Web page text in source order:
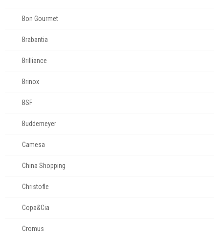
Bon Gourmet
Brabantia
Brilliance
Brinox
BSF
Buddemeyer
Camesa
China Shopping
Christofle
Copa&Cia
Cromus